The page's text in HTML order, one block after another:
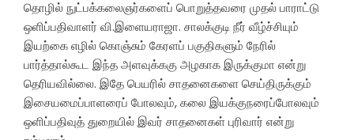
தொழில் நுட்பக்கலைஞர்களைப் பொறுத்தவரை முதல் பாராட்டு
ஒளிப்பதிவாளர் வி.இளையராஜா. சாலக்குடி நீர் வீழ்ச்சியும்
இயற்கை எழில் கொஞ்சும் கேரளப் பகுதிகளும் நேரில்
பார்த்தால்கூட இந்த அளவுக்ககு அழகாக இருக்குமா என்று
தெரியவில்லை. இதே பெயரில் சாதனைகளை செய்திருக்கும்
இசையமைப்பாளரைப் போலவும், கலை இயக்குநரைப்போலவும்
ஒளிப்பதிவுத் துறையில் இவர் சாதனைகள் புரிவார் என்று